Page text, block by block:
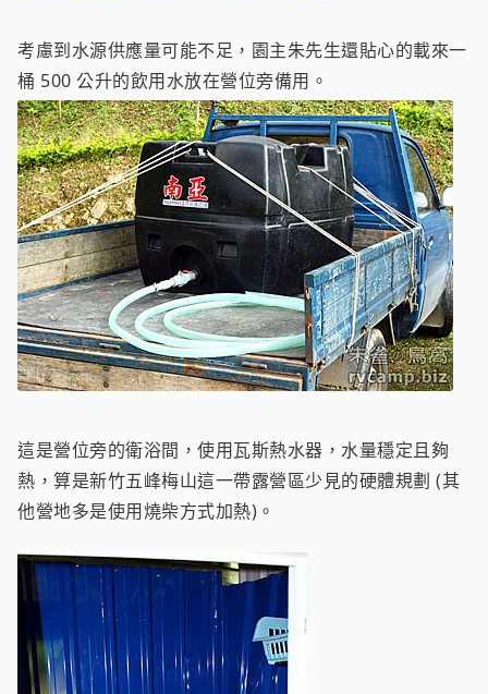
考慮到水源供應量可能不足，園主朱先生還貼心的載來一
桶 500 公升的飲用水放在營位旁備用。
這是營位旁的衛浴間，使用瓦斯熱水器，水量穩定且夠
熱，算是新竹五峰梅山這一帶露營區少見的硬體規劃 (其
他營地多是使用燒柴方式加熱)。